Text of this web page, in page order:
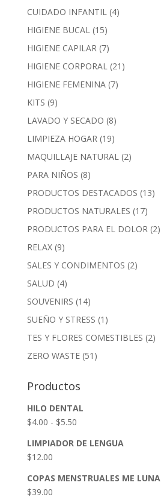
CUIDADO INFANTIL (4)
HIGIENE BUCAL (15)
HIGIENE CAPILAR (7)
HIGIENE CORPORAL (21)
HIGIENE FEMENINA (7)
KITS (9)
LAVADO Y SECADO (8)
LIMPIEZA HOGAR (19)
MAQUILLAJE NATURAL (2)
PARA NIÑOS (8)
PRODUCTOS DESTACADOS (13)
PRODUCTOS NATURALES (17)
PRODUCTOS PARA EL DOLOR (2)
RELAX (9)
SALES Y CONDIMENTOS (2)
SALUD (4)
SOUVENIRS (14)
SUEÑO Y STRESS (1)
TES Y FLORES COMESTIBLES (2)
ZERO WASTE (51)
Productos
HILO DENTAL
$4.00 - $5.50Rango
precios:
$4.00
LIMPIADOR DE LENGUA
$12.00
COPAS MENSTRUALES ME LUNA
$39.00